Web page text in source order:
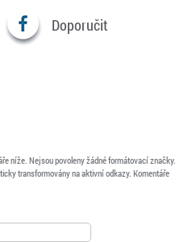
Doporučit
níže. Nejsou povoleny žádné formátovací značky.
transformovány na aktivní odkazy. Komentáře